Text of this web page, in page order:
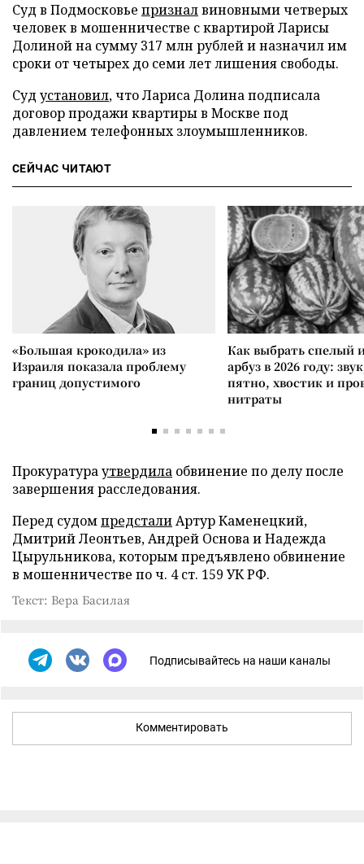
Суд в Подмосковье призналвиновными четверых
человек в мошенничестве с квартирой Ларисы
Долиной на сумму 317 млн рублей и назначил им
сроки от четырех до семи лет лишения свободы.
Суд установил, что Лариса Долина подписала
договор продажи квартиры в Москве под
давлением телефонных злоумышленников.
СЕЙЧАС ЧИТАЮТ
«Большая крокодила» из
Израиля показала проблему
границ допустимого
Как выбрать спелый
арбуз в 2026 году:
пятно, хвостик и
нитраты
Прокуратураутвердила обвинение по делу после
завершения расследования.
Перед судомпредсталиАртур Каменецкий,
Дмитрий Леонтьев, Андрей Основа и Надежда
Цырульникова, которым предъявлено обвинение
в мошенничестве по ч. 4 ст. 159 УК РФ.
Текст: Вера Басилая
Подписывайтесь на наши каналы
Комментировать